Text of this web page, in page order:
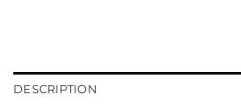
DESCRIPTION